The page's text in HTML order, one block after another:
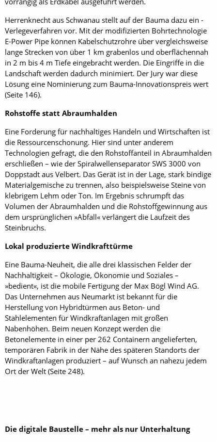
Herrenknecht aus Schwanau stellt auf der Bauma dazu ein ­
Verlegeverfahren vor. Mit der mo­difizierten Bohrtechnologie
E-Power Pipe können Kabelschutzrohre über vergleichsweise
lange Strecken von über 1 km grabenlos und oberflächennah
in 2 m bis 4 m Tiefe eingebracht werden. Die Eingriffe in die
Landschaft werden dadurch minimiert. Der Jury war diese
Lösung eine Nominierung zum Bauma-Innovationspreis wert
(Seite 146).
Rohstoffe statt Abraumhalden
Eine Forderung für nachhaltiges Handeln und Wirtschaften ist
die Ressourcenschonung. Hier sind unter anderem
Technologien gefragt, die den Rohstoffanteil in Abraumhalden
erschließen – wie der Spiralwellenseparator SWS 3000 von
Doppstadt aus Velbert. Das Gerät ist in der Lage, stark bindige
Materialgemische zu trennen, also beispielsweise Steine von
klebrigem Lehm oder Ton. Im Ergebnis schrumpft das
Volumen der Abraumhalden und die Rohstoffgewinnung aus
dem ursprünglichen »Abfall« verlängert die Laufzeit des
Steinbruchs.
Lokal produzierte Windkrafttürme
Eine Bauma-Neuheit, die alle drei klassischen Felder der
Nachhaltigkeit – Ökologie, Ökonomie und Soziales –
»bedient«, ist die mobile Fertigung der Max Bögl Wind AG.
Das Unternehmen aus Neumarkt ist bekannt für die
Herstellung von Hybridtürmen aus Beton- und
Stahlelementen für Windkraftanlagen mit großen
Nabenhöhen. Beim neuen Konzept werden die
Betonelemente in einer per 262 Containern angelieferten,
temporären Fabrik in der Nähe des späteren Standorts der
Windkraftanlagen produziert – auf Wunsch an nahezu jedem
Ort der Welt (Seite 248).
Die digitale Baustelle – mehr als nur Unterhaltung